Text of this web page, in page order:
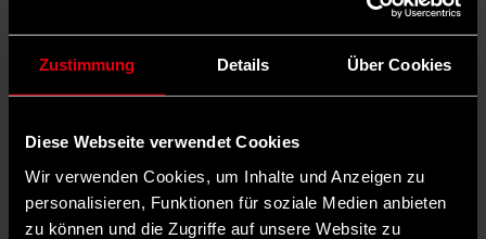
Zustimmung Details Über Cookies
Diese Webseite verwendet Cookies
Wir verwenden Cookies, um Inhalte und Anzeigen zu
personalisieren, Funktionen für soziale Medien anbieten
zu können und die Zugriffe auf unsere Website zu